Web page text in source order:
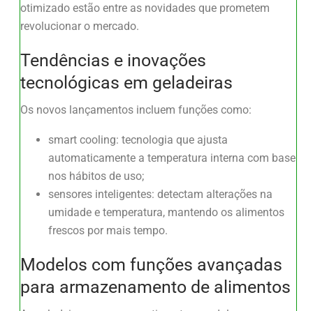
otimizado estão entre as novidades que prometem
revolucionar o mercado.
Tendências e inovações
tecnológicas em geladeiras
Os novos lançamentos incluem funções como:
smart cooling: tecnologia que ajusta
automaticamente a temperatura interna com base
nos hábitos de uso;
sensores inteligentes: detectam alterações na
umidade e temperatura, mantendo os alimentos
frescos por mais tempo.
Modelos com funções avançadas
para armazenamento de alimentos